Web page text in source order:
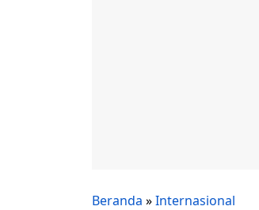
Beranda »Internasional